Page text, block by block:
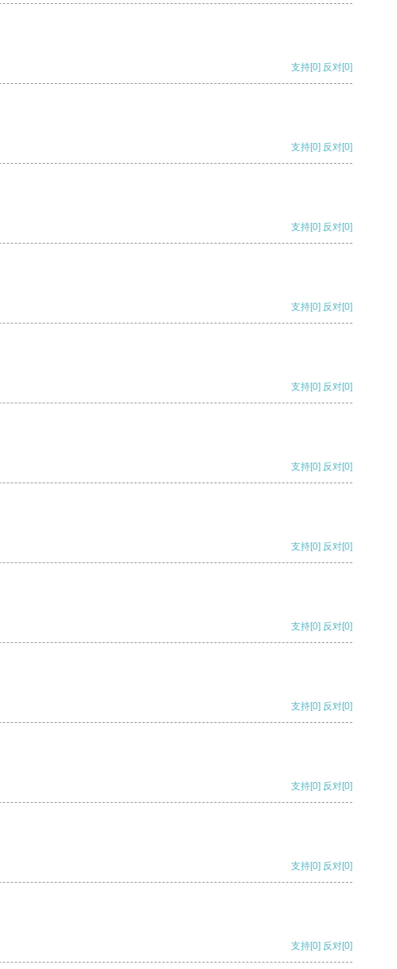
支持[0] 反对[0]
支持[0] 反对[0]
支持[0] 反对[0]
支持[0] 反对[0]
支持[0] 反对[0]
支持[0] 反对[0]
支持[0] 反对[0]
支持[0] 反对[0]
支持[0] 反对[0]
支持[0] 反对[0]
支持[0] 反对[0]
支持[0] 反对[0]